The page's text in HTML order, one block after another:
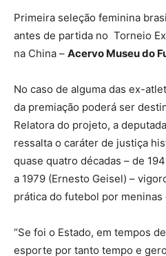
Primeira seleção feminina
antes de partida no Torneio
na China – Acervo Museu do
No caso de alguma das ex-
da premiação poderá ser
Relatora do projeto, a
ressalta o caráter de justiça
quase quatro décadas – de
a 1979 (Ernesto Geisel) –
prática do futebol por
“Se foi o Estado, em tempos
esporte por tanto tempo e